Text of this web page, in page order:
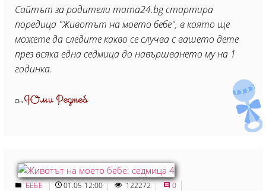
Сайтът за родители mama24.bg стартира
поредица "Животът на моето бебе", в която ще
можете да следите какво се случва с вашето дете
през всяка една седмица до навършването му на 1
годинка.
ОтЮми Реджеб
БЕБЕ 01.05 12:00 122272 0